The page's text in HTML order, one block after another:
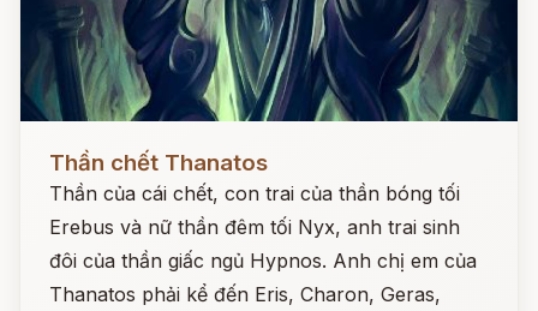
Đọc ngay
Thần chết Thanatos
Thần của cái chết, con trai của thần bóng tối
Erebus và nữ thần đêm tối Nyx, anh trai sinh
đôi của thần giấc ngủ Hypnos. Anh chị em của
Thanatos phải kể đến Eris, Charon, Geras,